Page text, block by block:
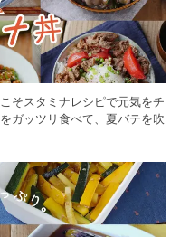
そスタミナレシピで元気をチ
ガッツリ食べて、夏バテを吹